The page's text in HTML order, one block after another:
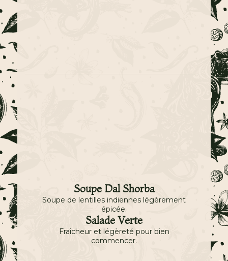
Soupe Dal Shorba
Soupe de lentilles indiennes légèrement
épicée.
Salade Verte
Fraîcheur et légèreté pour bien
commencer.